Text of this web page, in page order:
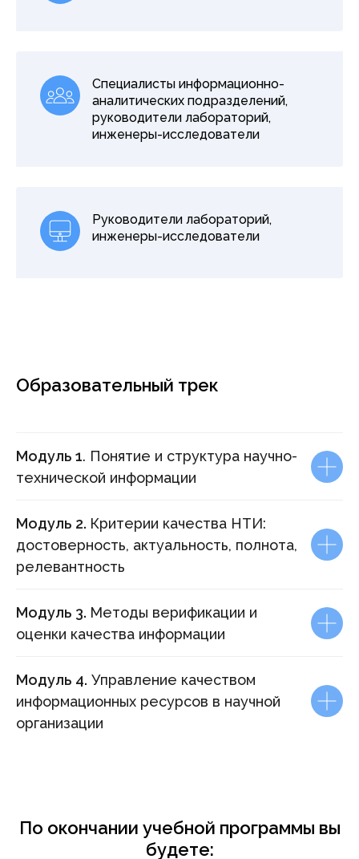
Специалисты информационно-
аналитических подразделений,
руководители лабораторий,
инженеры-исследователи
Руководители лабораторий,
инженеры-исследователи
Образовательный трек
Модуль 1. Понятие и структура научно-
технической информации
Модуль 2. Критерии качества НТИ:
достоверность, актуальность, полнота,
релевантность
Модуль 3. Методы верификации и
оценки качества информации
Модуль 4. Управление качеством
информационных ресурсов в научной
организации
По окончании учебной программы вы
будете: